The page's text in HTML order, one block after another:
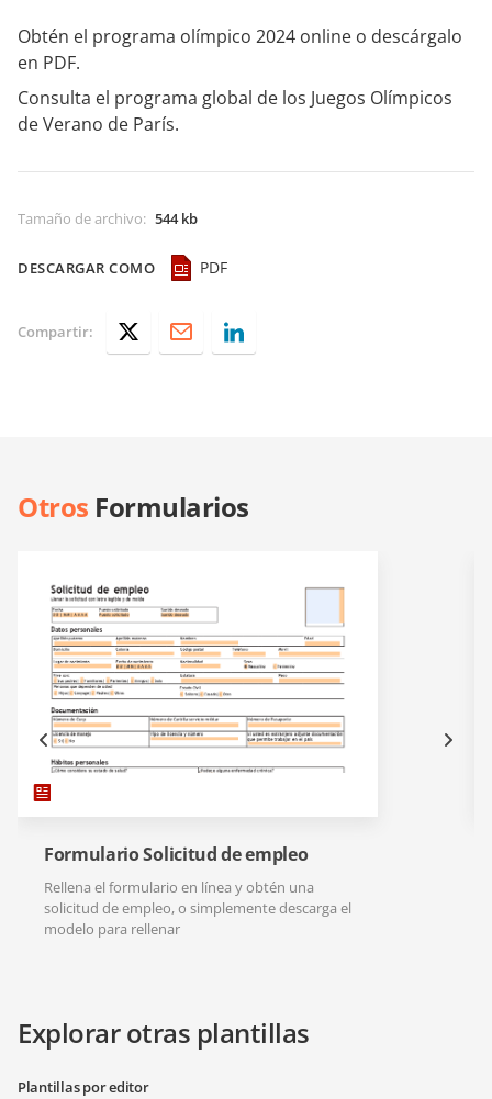
Obtén el programa olímpico 2024 online o descárgalo
en PDF.
Consulta el programa global de los Juegos Olímpicos
de Verano de París.
Tamaño de archivo: 544 kb
DESCARGAR COMO PDF
Compartir:
Otros Formularios
Formulario Solicitud de empleo
Rellena el formulario en línea y obtén una
solicitud de empleo, o simplemente descarga el
modelo para rellenar
Explorar otras plantillas
Plantillas por editor